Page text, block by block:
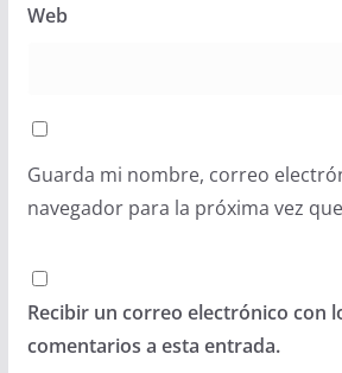
Web
Guarda mi nombre, correo
navegador para la próxima vez
Recibir un correo electrónico con
comentarios a esta entrada.